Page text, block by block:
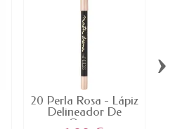
20 Perla Rosa - Lápiz
Delineador De
Ojos...
›